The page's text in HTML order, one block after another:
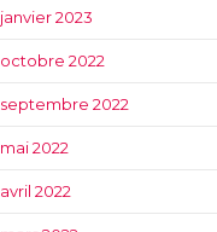
janvier 2023
octobre 2022
septembre 2022
mai 2022
avril 2022